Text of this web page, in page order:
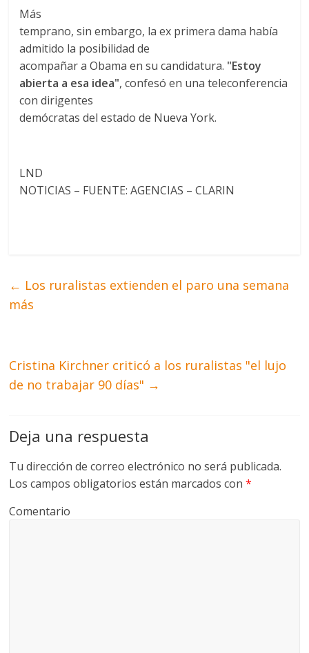
Más
temprano, sin embargo, la ex primera dama había
admitido la posibilidad de
acompañar a Obama en su candidatura. "Estoy
abierta a esa idea", confesó en una teleconferencia
con dirigentes
demócratas del estado de Nueva York.
LND
NOTICIAS – FUENTE: AGENCIAS – CLARIN
← Los ruralistas extienden el paro una semana
más
Cristina Kirchner criticó a los ruralistas "el lujo
de no trabajar 90 días" →
Deja una respuesta
Tu dirección de correo electrónico no será publicada.
Los campos obligatorios están marcados con*
Comentario